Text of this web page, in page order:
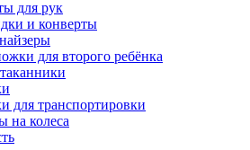
для рук
и конверты
для второго ребёнка
для транспортировки
на колеса